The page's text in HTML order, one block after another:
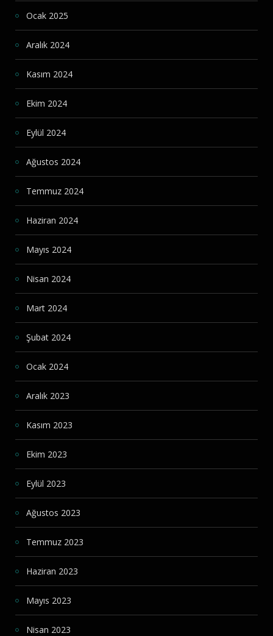
Ocak 2025
Aralık 2024
Kasım 2024
Ekim 2024
Eylül 2024
Ağustos 2024
Temmuz 2024
Haziran 2024
Mayıs 2024
Nisan 2024
Mart 2024
Şubat 2024
Ocak 2024
Aralık 2023
Kasım 2023
Ekim 2023
Eylül 2023
Ağustos 2023
Temmuz 2023
Haziran 2023
Mayıs 2023
Nisan 2023